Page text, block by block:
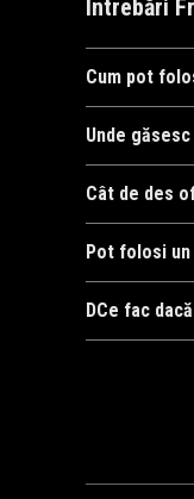
Întrebări
Cum pot
Pentru a
suma totală,
Unde
Cele mai
disponibile.
Cât de des
ANSWEAR.
a nu rata
Pot folosi un
Unele coduri
pentru a vă
DCe fac
Dacă un
sau sunt